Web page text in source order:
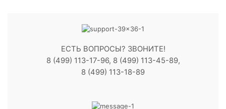
ЕСТЬ ВОПРОСЫ? ЗВОНИТЕ!
8 (499) 113-17-96, 8 (499) 113-45-89,
8 (499) 113-18-89